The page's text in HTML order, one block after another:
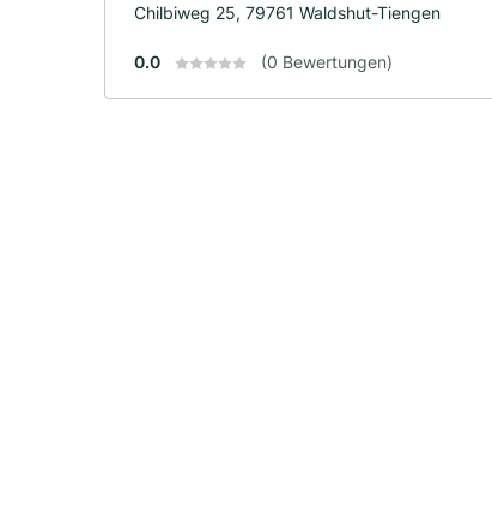
Chilbiweg 25, 79761 Waldshut-Tiengen
0.0 (0 Bewertungen)